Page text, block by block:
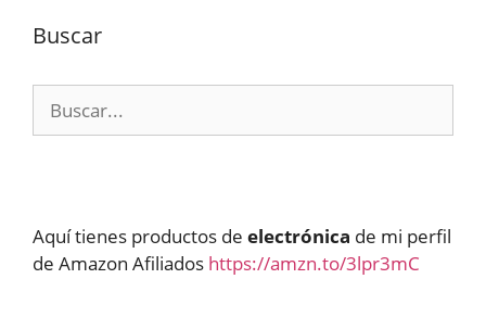
Buscar
Aquí tienes productos de electrónica de mi perfil
de Amazon Afiliados https://amzn.to/3lpr3mC